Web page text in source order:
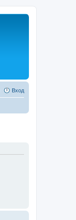
Вход